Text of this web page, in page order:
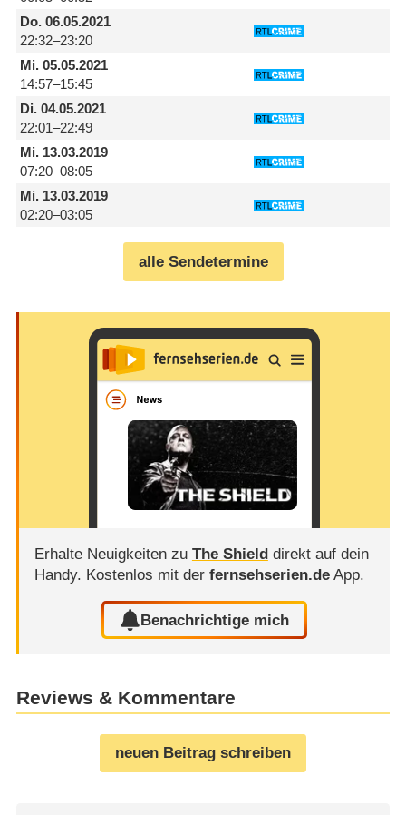
Do.06.05.2021
22:32–23:20
Mi.05.05.2021
14:57–15:45
Di.04.05.2021
22:01–22:49
Mi.13.03.2019
07:20–08:05
Mi.13.03.2019
02:20–03:05
alle Sendetermine
Erhalte Neuigkeiten zu The Shielddirekt auf dein
Handy. Kostenlos mit der fernsehserien.deApp.
Benachrichtige mich
Reviews & Kommentare
neuen Beitrag schreiben